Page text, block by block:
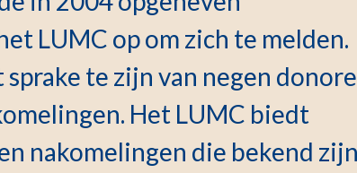
LUMC op om zich te melden.
te zijn van negen
Het LUMC biedt
nakomelingen die bekend zijn